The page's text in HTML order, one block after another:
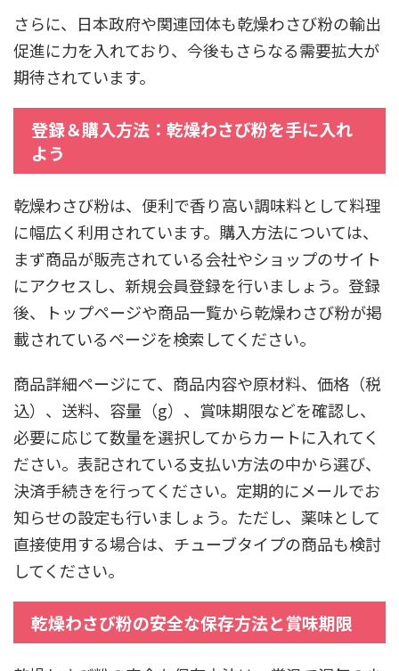
さらに、日本政府や関連団体も乾燥わさび粉の輸出
促進に力を入れており、今後もさらなる需要拡大が
期待されています。
登録＆購入方法：乾燥わさび粉を手に入れ
よう
乾燥わさび粉は、便利で香り高い調味料として料理
に幅広く利用されています。購入方法については、
まず商品が販売されている会社やショップのサイト
にアクセスし、新規会員登録を行いましょう。登録
後、トップページや商品一覧から乾燥わさび粉が掲
載されているページを検索してください。
商品詳細ページにて、商品内容や原材料、価格（税
込）、送料、容量（g）、賞味期限などを確認し、
必要に応じて数量を選択してからカートに入れてく
ださい。表記されている支払い方法の中から選び、
決済手続きを行ってください。定期的にメールでお
知らせの設定も行いましょう。ただし、薬味として
直接使用する場合は、チューブタイプの商品も検討
してください。
乾燥わさび粉の安全な保存方法と賞味期限